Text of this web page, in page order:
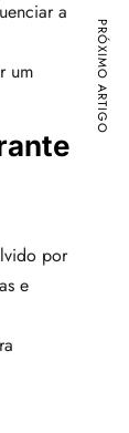
a
um
por
e
PRÓXIMO ARTIGO